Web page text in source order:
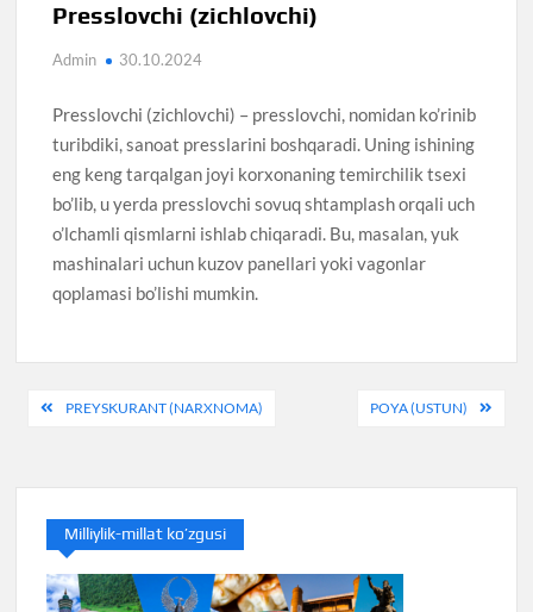
Presslovchi (zichlovchi)
Admin 30.10.2024
Presslovchi (zichlovchi) – presslovchi, nomidan ko’rinib
turibdiki, sanoat presslarini boshqaradi. Uning ishining
eng keng tarqalgan joyi korxonaning temirchilik tsexi
bo’lib, u yerda presslovchi sovuq shtamplash orqali uch
o’lchamli qismlarni ishlab chiqaradi. Bu, masalan, yuk
mashinalari uchun kuzov panellari yoki vagonlar
qoplamasi bo’lishi mumkin.
PostPREYSKURANT (NARXNOMA) POYA (USTUN)
Milliylik-millat ko’zgusi